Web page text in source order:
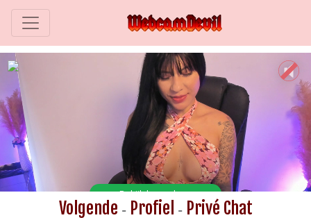
Volgende - Profiel - Privé Chat